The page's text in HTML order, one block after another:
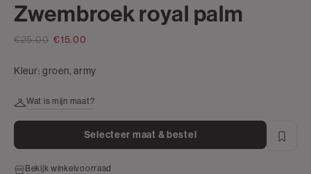
Zwembroek royal palm
€25.00 €15.00
Kleur:groen, army
Wat is mijn maat?
Selecteer maat & bestel
Bekijk winkelvoorraad